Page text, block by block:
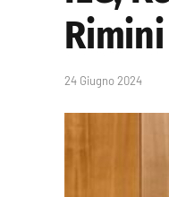
24 Giugno 2024